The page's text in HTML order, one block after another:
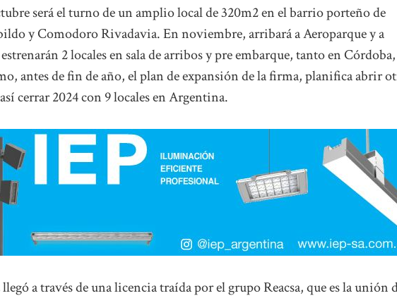
será el turno de un amplio local de 320m2 en el barrio porteño de
y Comodoro Rivadavia. En noviembre, arribará a Aeroparque y a
2 locales en sala de arribos y pre embarque, tanto en Córdoba,
antes de fin de año, el plan de expansión de la firma, planifica abrir
cerrar 2024 con 9 locales en Argentina.
a través de una licencia traída por el grupo Reacsa, que es la unión